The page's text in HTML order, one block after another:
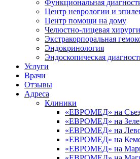
Функциональная
Центр неврологии и
Центр помощи на дому
Челюстно-лицевая
Экстракорпоральная
Эндокринология
Эндоскопическая
Услуги
Врачи
Отзывы
Адреса
Клиники
«ЕВРОМЕД» на
«ЕВРОМЕД» на
«ЕВРОМЕД» на
«ЕВРОМЕД» на
«ЕВРОМЕД» на